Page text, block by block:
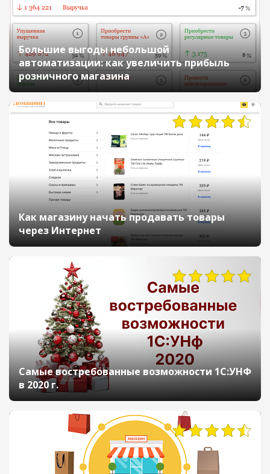
Большие выгоды небольшой
автоматизации: как увеличить прибыль
розничного магазина
Как магазину начать продавать товары
через Интернет
Самые востребованные возможности 1С:УНФ
в 2020 г.